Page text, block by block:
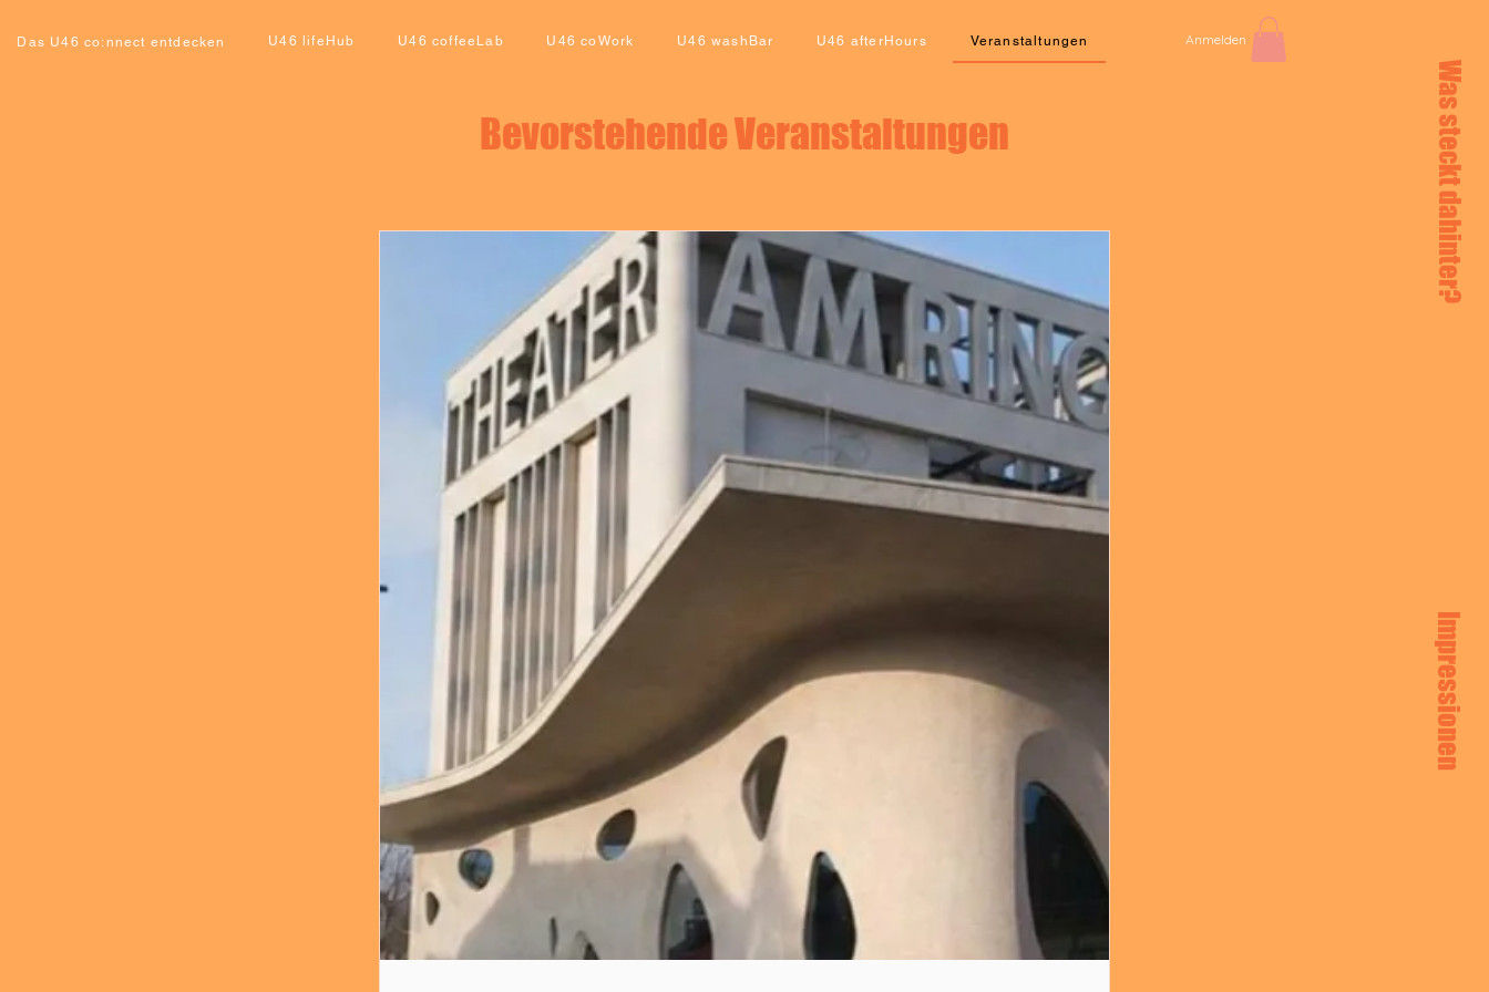
Das U46 co:nnect entdecken U46 lifeHub U46 coffeeLab U46 coWork U46 washBar U46 afterHours Veranstaltungen
Was steckt dahinter?
Anmelden
Impressionen
Bevorstehende Veranstaltungen